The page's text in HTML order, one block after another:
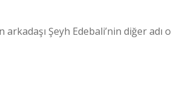
arkadaşı Şeyh Edebali’nin diğer adı